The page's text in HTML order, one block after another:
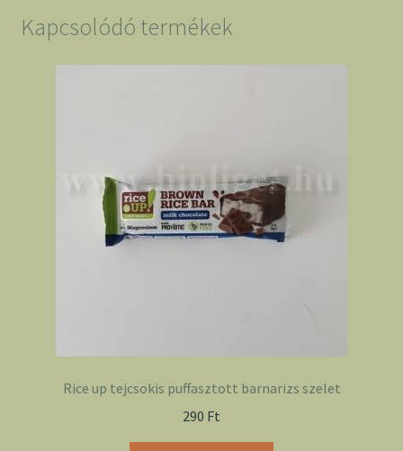
Kapcsolódó termékek
Rice up tejcsokis puffasztott barnarizs szelet
290 Ft